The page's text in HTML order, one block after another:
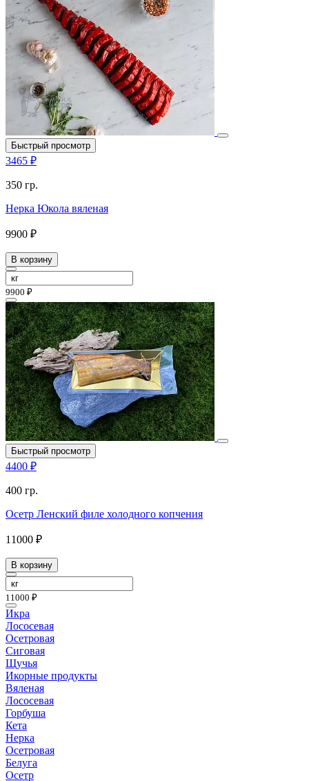
Быстрый просмотр
3465 ₽
350 гр.
Нерка Юкола вяленая
9900 ₽
В корзину
9900 ₽
Быстрый просмотр
4400 ₽
400 гр.
Осетр Ленский филе холодного копчения
11000 ₽
В корзину
11000 ₽
Икра
Лососевая
Осетровая
Сиговая
Щучья
Икорные продукты
Вяленая
Лососевая
Горбуша
Кета
Нерка
Осетровая
Белуга
Осетр